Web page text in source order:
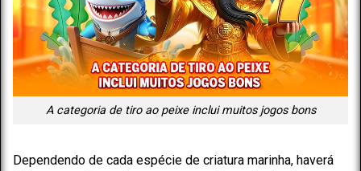
A categoria de tiro ao peixe inclui muitos jogos bons
Dependendo de cada espécie de criatura marinha, haverá